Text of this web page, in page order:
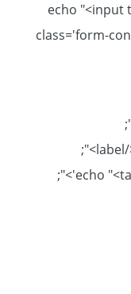
echo "<input
class='form-